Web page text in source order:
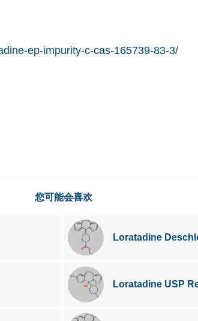
ep-impurity-c-cas-165739-83-3/
您可能会喜欢
Loratadine
Loratadine USP